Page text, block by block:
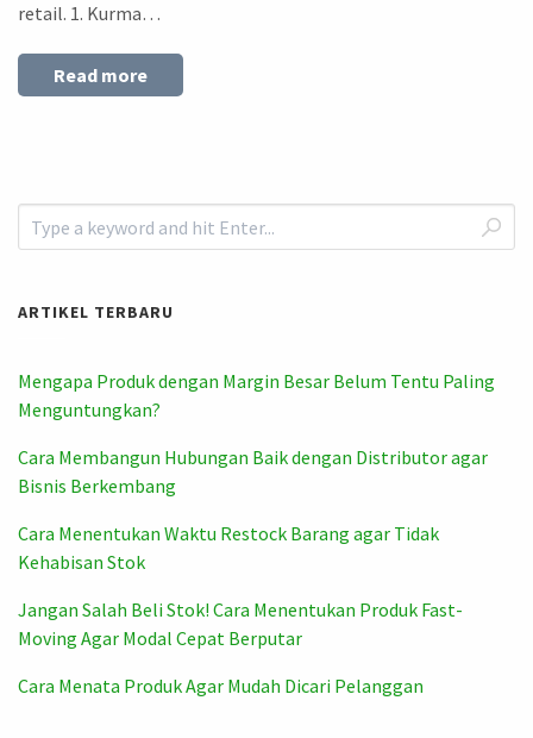
retail. 1. Kurma…
Read more
ARTIKEL TERBARU
Mengapa Produk dengan Margin Besar Belum Tentu Paling
Menguntungkan?
Cara Membangun Hubungan Baik dengan Distributor agar
Bisnis Berkembang
Cara Menentukan Waktu Restock Barang agar Tidak
Kehabisan Stok
Jangan Salah Beli Stok! Cara Menentukan Produk Fast-
Moving Agar Modal Cepat Berputar
Cara Menata Produk Agar Mudah Dicari Pelanggan